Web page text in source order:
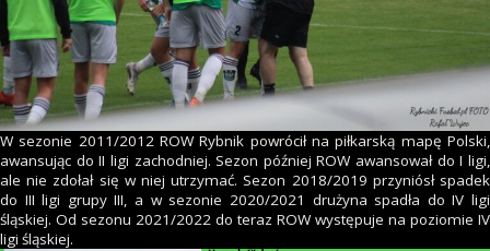
W sezonie 2011/2012 ROW Rybnik powrócił na piłkarską mapę Polski,
awansując do II ligi zachodniej. Sezon później ROW awansował do I ligi,
ale nie zdołał się w niej utrzymać. Sezon 2018/2019 przyniósł spadek
do III ligi grupy III, a w sezonie 2020/2021 drużyna spadła do IV ligi
śląskiej. Od sezonu 2021/2022 do teraz ROW występuje na poziomie IV
ligi śląskiej.